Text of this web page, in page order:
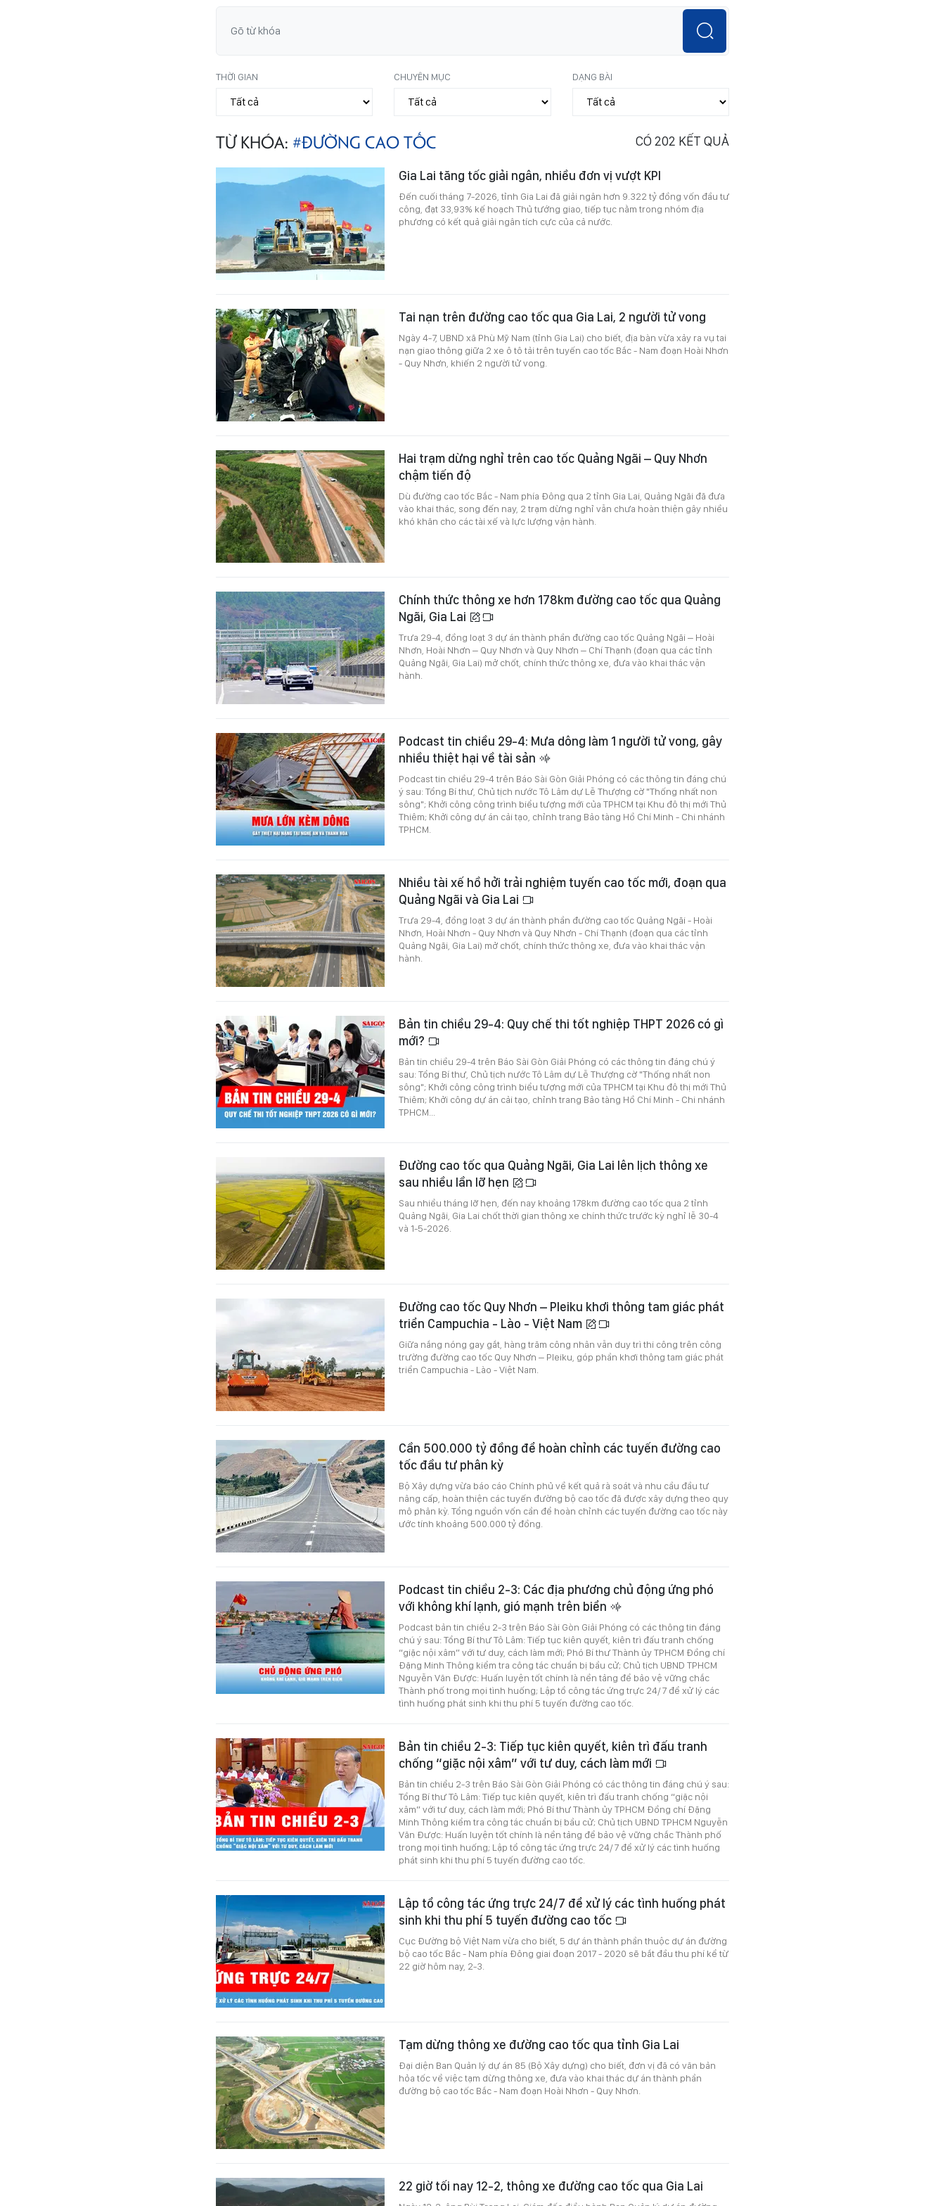
THỜI GIAN CHUYÊN MỤC DẠNG BÀI
TỪ KHÓA: #ĐƯỜNG CAO TỐC CÓ 202 KẾT QUẢ
Gia Lai tăng tốc giải ngân, nhiều đơn vị vượt KPI
Đến cuối tháng 7-2026, tỉnh Gia Lai đã giải ngân hơn 9.322 tỷ đồng vốn đầu tư
công, đạt 33,93% kế hoạch Thủ tướng giao, tiếp tục nằm trong nhóm địa
phương có kết quả giải ngân tích cực của cả nước.
Tai nạn trên đường cao tốc qua Gia Lai, 2 người tử vong
Ngày 4-7, UBND xã Phù Mỹ Nam (tỉnh Gia Lai) cho biết, địa bàn vừa xảy ra vụ tai
nạn giao thông giữa 2 xe ô tô tải trên tuyến cao tốc Bắc - Nam đoạn Hoài Nhơn
- Quy Nhơn, khiến 2 người tử vong.
Hai trạm dừng nghỉ trên cao tốc Quảng Ngãi – Quy Nhơn
chậm tiến độ
Dù đường cao tốc Bắc - Nam phía Đông qua 2 tỉnh Gia Lai, Quảng Ngãi đã đưa
vào khai thác, song đến nay, 2 trạm dừng nghỉ vẫn chưa hoàn thiện gây nhiều
khó khăn cho các tài xế và lực lượng vận hành.
Chính thức thông xe hơn 178km đường cao tốc qua Quảng
Ngãi, Gia Lai
Trưa 29-4, đồng loạt 3 dự án thành phần đường cao tốc Quảng Ngãi – Hoài
Nhơn, Hoài Nhơn – Quy Nhơn và Quy Nhơn – Chí Thạnh (đoạn qua các tỉnh
Quảng Ngãi, Gia Lai) mở chốt, chính thức thông xe, đưa vào khai thác vận
hành.
Podcast tin chiều 29-4: Mưa dông làm 1 người tử vong, gây
nhiều thiệt hại về tài sản
Podcast tin chiều 29-4 trên Báo Sài Gòn Giải Phóng có các thông tin đáng chú
ý sau: Tổng Bí thư, Chủ tịch nước Tô Lâm dự Lễ Thượng cờ "Thống nhất non
sông"; Khởi công công trình biểu tượng mới của TPHCM tại Khu đô thị mới Thủ
Thiêm; Khởi công dự án cải tạo, chỉnh trang Bảo tàng Hồ Chí Minh - Chi nhánh
TPHCM.
Nhiều tài xế hồ hởi trải nghiệm tuyến cao tốc mới, đoạn qua
Quảng Ngãi và Gia Lai
Trưa 29-4, đồng loạt 3 dự án thành phần đường cao tốc Quảng Ngãi - Hoài
Nhơn, Hoài Nhơn - Quy Nhơn và Quy Nhơn - Chí Thạnh (đoạn qua các tỉnh
Quảng Ngãi, Gia Lai) mở chốt, chính thức thông xe, đưa vào khai thác vận
hành.
Bản tin chiều 29-4: Quy chế thi tốt nghiệp THPT 2026 có gì
mới?
Bản tin chiều 29-4 trên Báo Sài Gòn Giải Phóng có các thông tin đáng chú ý
sau: Tổng Bí thư, Chủ tịch nước Tô Lâm dự Lễ Thượng cờ "Thống nhất non
sông"; Khởi công công trình biểu tượng mới của TPHCM tại Khu đô thị mới Thủ
Thiêm; Khởi công dự án cải tạo, chỉnh trang Bảo tàng Hồ Chí Minh - Chi nhánh
TPHCM...
Đường cao tốc qua Quảng Ngãi, Gia Lai lên lịch thông xe
sau nhiều lần lỡ hẹn
Sau nhiều tháng lỡ hẹn, đến nay khoảng 178km đường cao tốc qua 2 tỉnh
Quảng Ngãi, Gia Lai chốt thời gian thông xe chính thức trước kỳ nghỉ lễ 30-4
và 1-5-2026.
Đường cao tốc Quy Nhơn – Pleiku khơi thông tam giác phát
triển Campuchia - Lào - Việt Nam
Giữa nắng nóng gay gắt, hàng trăm công nhân vẫn duy trì thi công trên công
trường đường cao tốc Quy Nhơn – Pleiku, góp phần khơi thông tam giác phát
triển Campuchia - Lào - Việt Nam.
Cần 500.000 tỷ đồng để hoàn chỉnh các tuyến đường cao
tốc đầu tư phân kỳ
Bộ Xây dựng vừa báo cáo Chính phủ về kết quả rà soát và nhu cầu đầu tư
nâng cấp, hoàn thiện các tuyến đường bộ cao tốc đã được xây dựng theo quy
mô phân kỳ. Tổng nguồn vốn cần để hoàn chỉnh các tuyến đường cao tốc này
ước tính khoảng 500.000 tỷ đồng.
Podcast tin chiều 2-3: Các địa phương chủ động ứng phó
với không khí lạnh, gió mạnh trên biển
Podcast bản tin chiều 2-3 trên Báo Sài Gòn Giải Phóng có các thông tin đáng
chú ý sau: Tổng Bí thư Tô Lâm: Tiếp tục kiên quyết, kiên trì đấu tranh chống
“giặc nội xâm” với tư duy, cách làm mới; Phó Bí thư Thành ủy TPHCM Đồng chí
Đặng Minh Thông kiểm tra công tác chuẩn bị bầu cử; Chủ tịch UBND TPHCM
Nguyễn Văn Được: Huấn luyện tốt chính là nền tảng để bảo vệ vững chắc
Thành phố trong mọi tình huống; Lập tổ công tác ứng trực 24/7 để xử lý các
tình huống phát sinh khi thu phí 5 tuyến đường cao tốc.
Bản tin chiều 2-3: Tiếp tục kiên quyết, kiên trì đấu tranh
chống “giặc nội xâm” với tư duy, cách làm mới
Bản tin chiều 2-3 trên Báo Sài Gòn Giải Phóng có các thông tin đáng chú ý sau:
Tổng Bí thư Tô Lâm: Tiếp tục kiên quyết, kiên trì đấu tranh chống “giặc nội
xâm” với tư duy, cách làm mới; Phó Bí thư Thành ủy TPHCM Đồng chí Đặng
Minh Thông kiểm tra công tác chuẩn bị bầu cử; Chủ tịch UBND TPHCM Nguyễn
Văn Được: Huấn luyện tốt chính là nền tảng để bảo vệ vững chắc Thành phố
trong mọi tình huống; Lập tổ công tác ứng trực 24/7 để xử lý các tình huống
phát sinh khi thu phí 5 tuyến đường cao tốc.
Lập tổ công tác ứng trực 24/7 để xử lý các tình huống phát
sinh khi thu phí 5 tuyến đường cao tốc
Cục Đường bộ Việt Nam vừa cho biết, 5 dự án thành phần thuộc dự án đường
bộ cao tốc Bắc - Nam phía Đông giai đoạn 2017 - 2020 sẽ bắt đầu thu phí kể từ
22 giờ hôm nay, 2-3.
Tạm dừng thông xe đường cao tốc qua tỉnh Gia Lai
Đại diện Ban Quản lý dự án 85 (Bộ Xây dựng) cho biết, đơn vị đã có văn bản
hỏa tốc về việc tạm dừng thông xe, đưa vào khai thác dự án thành phần
đường bộ cao tốc Bắc - Nam đoạn Hoài Nhơn - Quy Nhơn.
22 giờ tối nay 12-2, thông xe đường cao tốc qua Gia Lai